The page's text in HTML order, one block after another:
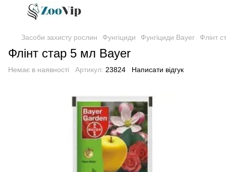
Засоби захисту рослин Фунгіциди Фунгіциди Bayer Флінт
Флінт стар 5 мл Bayer
Немає в наявності Артикул: 23824 Написати відгук